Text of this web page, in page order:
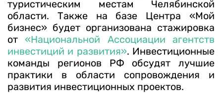
туристическим местам Челябинской
области. Также на базе Центра «Мой
бизнес» будет организована стажировка
от«Национальной Ассоциации агентств
инвестиций и развития». Инвестиционные
команды регионов РФ обсудят лучшие
практики в области сопровождения и
развития инвестиционных проектов.